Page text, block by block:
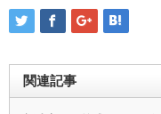
関連記事